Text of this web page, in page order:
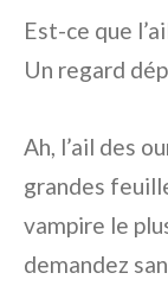
Est-ce que
Un regard
Ah, l’ail des
grandes
vampire le
demandez